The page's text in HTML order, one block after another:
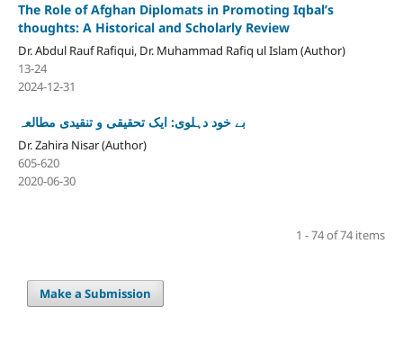
The Role of Afghan Diplomats in Promoting Iqbal’s
thoughts: A Historical and Scholarly Review
Dr. Abdul Rauf Rafiqui, Dr. Muhammad Rafiq ul Islam (Author)
13-24
2024-12-31
بے خود دہلوی: ایک تحقیقی و تنقیدی مطالعہ
Dr. Zahira Nisar (Author)
605-620
2020-06-30
1 - 74 of 74 items
Make a Submission